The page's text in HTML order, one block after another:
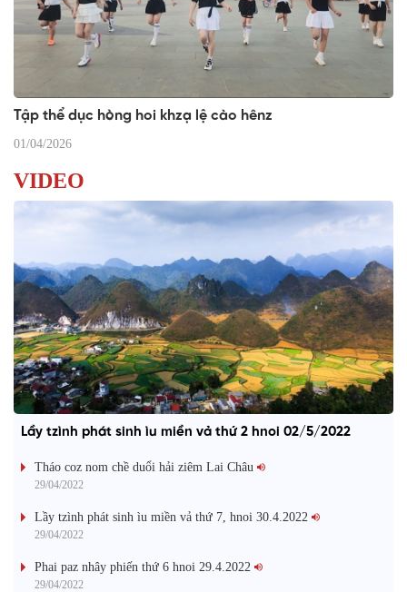
Tập thể dục hòng hoi khzạ lệ cào hênz
01/04/2026
VIDEO
Lầy tzình phát sinh ìu miền vả thứ 2 hnoi 02/5/2022
Tháo coz nom chề duổi hải ziêm Lai Châu
29/04/2022
Lầy tzình phát sinh ìu miền vả thứ 7, hnoi 30.4.2022
29/04/2022
Phai paz nhây phiến thứ 6 hnoi 29.4.2022
29/04/2022